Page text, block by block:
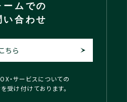
ームでの
い合わせ
ちら
・サービスについての
受け付けております。